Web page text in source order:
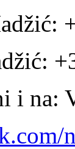
i na: